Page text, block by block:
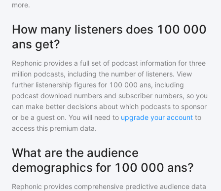
more.
How many listeners does 100 000
ans get?
Rephonic provides a full set of podcast information for three
million podcasts, including the number of listeners. View
further listenership figures for 100 000 ans, including
podcast download numbers and subscriber numbers, so you
can make better decisions about which podcasts to sponsor
or be a guest on. You will need to upgrade your account to
access this premium data.
What are the audience
demographics for 100 000 ans?
Rephonic provides comprehensive predictive audience data